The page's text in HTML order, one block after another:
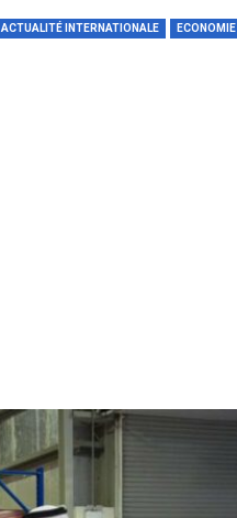
ACTUALITÉ INTERNATIONALE ECONOMIE